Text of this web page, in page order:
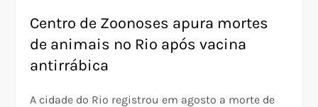
Centro de Zoonoses apura mortes
de animais no Rio após vacina
antirrábica
A cidade do Rio registrou em agosto a morte de